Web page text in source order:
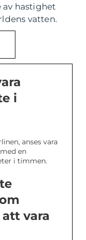
av hastighet
vatten.
i
anses vara
en
i timmen.
vara